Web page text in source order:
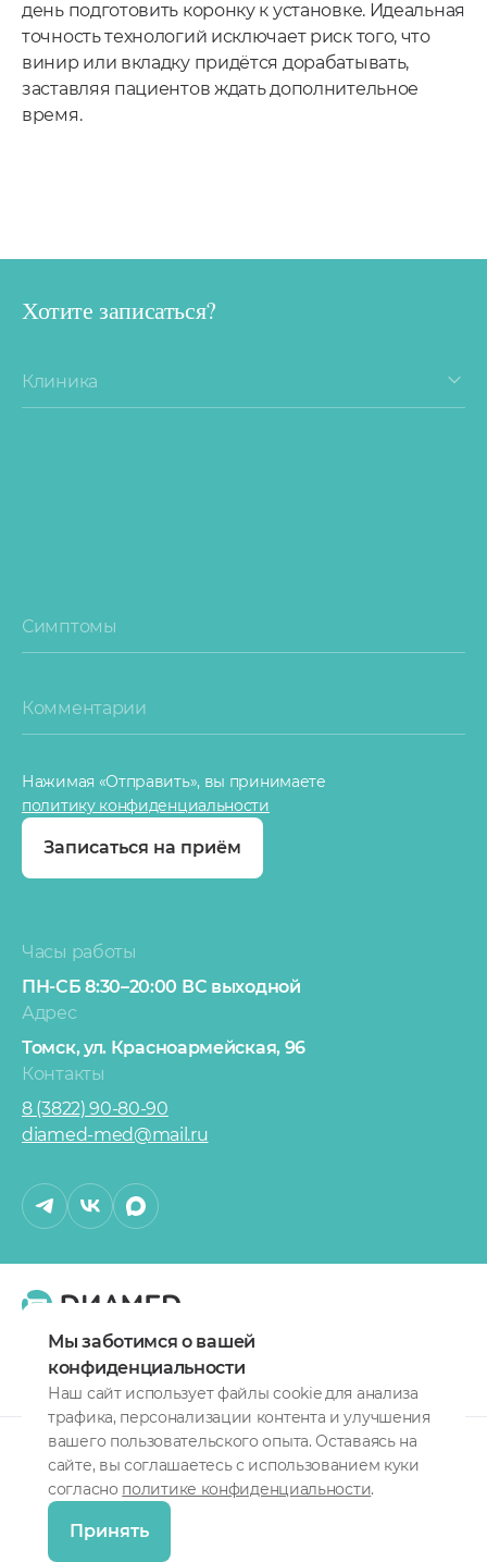
Мы заботимся о вашей
конфиденциальности
Наш сайт использует файлы cookie для анализа
трафика, персонализации контента и улучшения
вашего пользовательского опыта. Оставаясь на
сайте, вы соглашаетесь с использованием куки
согласно политике конфиденциальности.
Принять
день подготовить коронку к установке. Идеальная
точность технологий исключает риск того, что
винир или вкладку придётся дорабатывать,
заставляя пациентов ждать дополнительное
время.
Хотите записаться?
Клиника
Симптомы
Комментарии
Записаться на приём
Нажимая «Отправить», вы принимаете
политику конфиденциальности
Часы работы
ПН-СБ 8:30–20:00 ВС выходной
Адрес
Томск,ул. Красноармейская, 96
Контакты
8 (3822) 90-80-90
diamed-med@mail.ru
О сети клиник Карта сайта
Политика конфиденциальности
ИМЕЮТСЯ
ПРОТИВОПОКАЗАНИЯ.
НЕОБХОДИМА
КОНСУЛЬТАЦИЯ